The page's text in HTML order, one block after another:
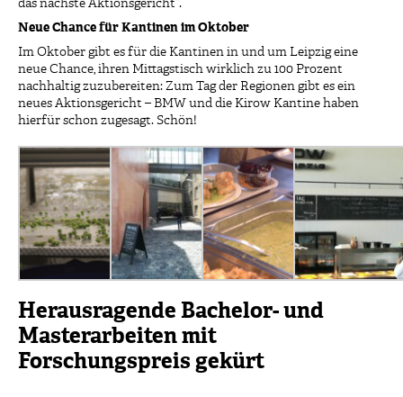
das nächste Aktionsgericht“.
Neue Chance für Kantinen im Oktober
Im Oktober gibt es für die Kantinen in und um Leipzig eine
neue Chance, ihren Mittagstisch wirklich zu 100 Prozent
nachhaltig zuzubereiten: Zum Tag der Regionen gibt es ein
neues Aktionsgericht – BMW und die Kirow Kantine haben
hierfür schon zugesagt. Schön!
Herausragende Bachelor- und
Masterarbeiten mit
Forschungspreis gekürt